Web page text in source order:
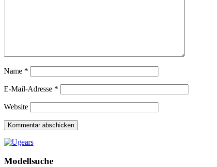
Name *
E-Mail-Adresse *
Website
Modellsuche